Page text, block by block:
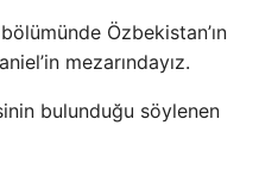
Özbekistan’ın
mezarındayız.
bulunduğu söylenen